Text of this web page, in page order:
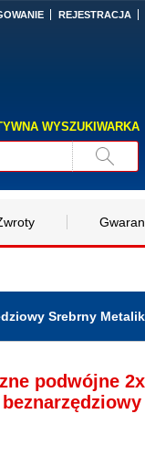
REJESTRACJA
WYSZUKIWARKA
Srebrny
podwójne